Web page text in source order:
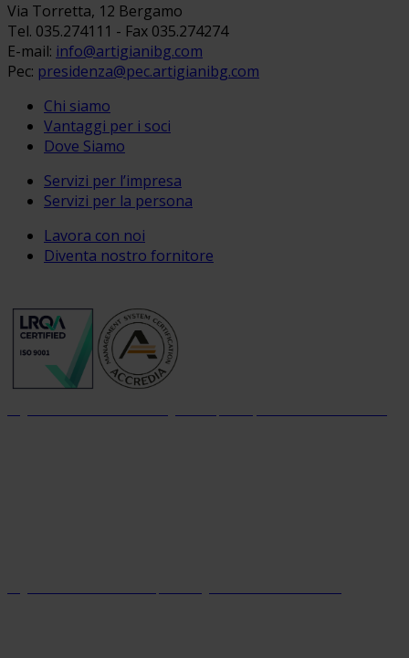
Via Torretta, 12 Bergamo
Tel. 035.274111 - Fax 035.274274
E-mail: info@artigianibg.com
Pec: presidenza@pec.artigianibg.com
Chi siamo
Vantaggi per i soci
Dove Siamo
Servizi per l’impresa
Servizi per la persona
Lavora con noi
Diventa nostro fornitore